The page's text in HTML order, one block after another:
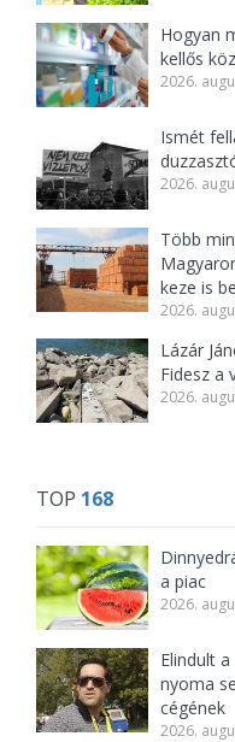
Hogyan
kellős
2026.
Ismét
2026.
Több
keze is
2026.
Lázár
Fidesz a
2026.
TOP 168
a piac
2026.
Elindult
nyoma
cégének
2026.